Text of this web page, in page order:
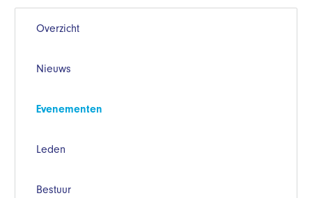
Overzicht
Nieuws
Evenementen
Leden
Bestuur